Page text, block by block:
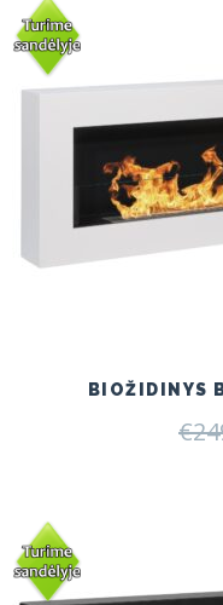
BIOŽIDINYS
€